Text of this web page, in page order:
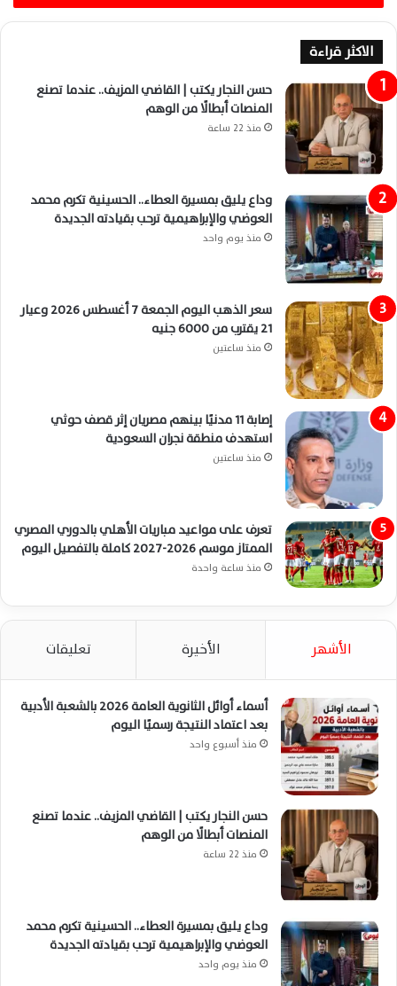
الاكثر قراءة
حسن النجار يكتب | القاضي المزيف.. عندما تصنع
المنصات أبطالًا من الوهم
منذ 22 ساعة
وداع يليق بمسيرة العطاء.. الحسينية تكرم محمد
العوضي والإبراهيمية ترحب بقيادته الجديدة
منذ يوم واحد
سعر الذهب اليوم الجمعة 7 أغسطس 2026 وعيار
21 يقترب من 6000 جنيه
منذ ساعتين
إصابة 11 مدنيًا بينهم مصريان إثر قصف حوثي
استهدف منطقة نجران السعودية
منذ ساعتين
تعرف على مواعيد مباريات الأهلي بالدوري المصري
الممتاز موسم 2026-2027 كاملة بالتفصيل اليوم
منذ ساعة واحدة
الأشهر الأخيرة تعليقات
أسماء أوائل الثانوية العامة 2026 بالشعبة الأدبية
بعد اعتماد النتيجة رسميًا اليوم
منذ أسبوع واحد
حسن النجار يكتب | القاضي المزيف.. عندما تصنع
المنصات أبطالًا من الوهم
منذ 22 ساعة
وداع يليق بمسيرة العطاء.. الحسينية تكرم محمد
العوضي والإبراهيمية ترحب بقيادته الجديدة
منذ يوم واحد